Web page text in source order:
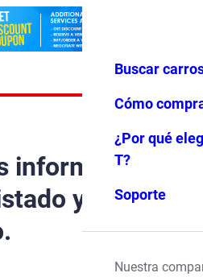
Favoritos Menú
Buscar
Cómo
¿Por qué
T?
Soporte
Nuestra
informarle que
ya ha